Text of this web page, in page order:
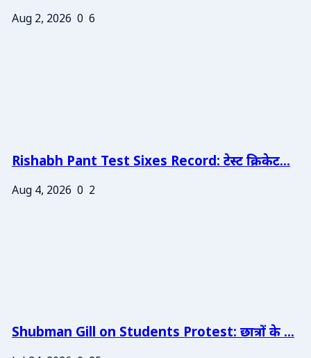
Aug 2, 2026 0 6
Rishabh Pant Test Sixes Record: टेस्ट क्रिकेट...
Aug 4, 2026 0 2
Shubman Gill on Students Protest: छात्रों के ...